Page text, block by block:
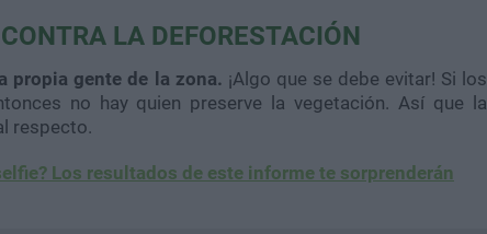
LA DEFORESTACIÓN
propia gente de la zona. ¡Algo que se debe evitar! Si los
no hay quien preserve la vegetación. Así que la
respecto.
Los resultados de este informe te sorprenderán